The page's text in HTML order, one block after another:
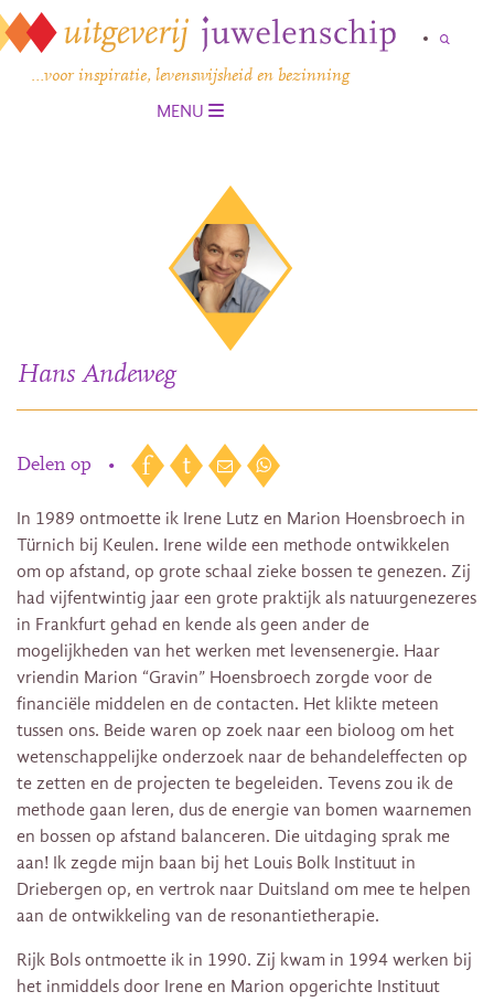
…voor inspiratie, levenswijsheid en bezinning
MENU
Hans Andeweg
Delen op •
In 1989 ontmoette ik Irene Lutz en Marion Hoensbroech in
Türnich bij Keulen. Irene wilde een methode ontwikkelen
om op afstand, op grote schaal zieke bossen te genezen. Zij
had vijfentwintig jaar een grote praktijk als natuurgenezeres
in Frankfurt gehad en kende als geen ander de
mogelijkheden van het werken met levensenergie. Haar
vriendin Marion “Gravin” Hoensbroech zorgde voor de
financiële middelen en de contacten. Het klikte meteen
tussen ons. Beide waren op zoek naar een bioloog om het
wetenschappelijke onderzoek naar de behandeleffecten op
te zetten en de projecten te begeleiden. Tevens zou ik de
methode gaan leren, dus de energie van bomen waarnemen
en bossen op afstand balanceren. Die uitdaging sprak me
aan! Ik zegde mijn baan bij het Louis Bolk Instituut in
Driebergen op, en vertrok naar Duitsland om mee te helpen
aan de ontwikkeling van de resonantietherapie.
Rijk Bols ontmoette ik in 1990. Zij kwam in 1994 werken bij
het inmiddels door Irene en Marion opgerichte Instituut